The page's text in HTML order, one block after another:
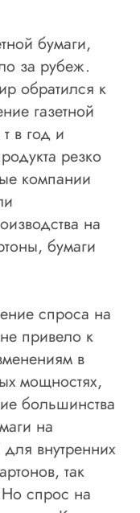
бумаги,
за рубеж.
обратился к
газетной
в год и
резко
компании
на
бумаги
спроса на
привело к
в
мощностях,
большинства
на
внутренних
так
спрос на